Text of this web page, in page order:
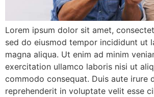
Lorem ipsum dolor sit amet,
sed do eiusmod tempor incididunt ut
magna aliqua. Ut enim ad minim
exercitation ullamco laboris nisi ut
commodo consequat. Duis aute irure
reprehenderit in voluptate velit esse